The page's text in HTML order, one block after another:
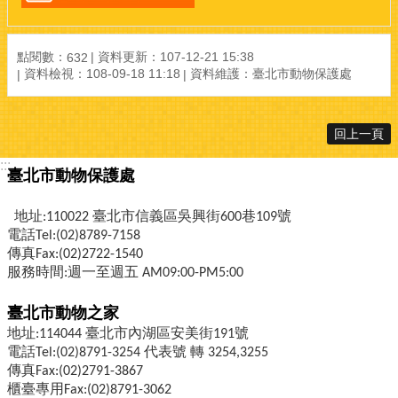
點閱數： 632
資料更新：107-12-21 15:38
資料檢視：108-09-18 11:18
資料維護：臺北市動物保護處
回上一頁
:::
臺北市動物保護處
地址:110022 臺北市信義區吳興街600巷109號
電話Tel:(02)8789-7158
傳真Fax:(02)2722-1540
服務時間:週一至週五 AM09:00-PM5:00
臺北市動物之家
地址:114044 臺北市內湖區安美街191號
電話Tel:(02)8791-3254 代表號 轉 3254,3255
傳真Fax:(02)2791-3867
櫃臺專用Fax:(02)8791-3062